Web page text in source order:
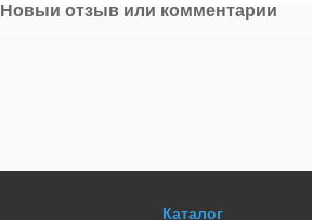
Новый отзыв или комментарий
Каталог